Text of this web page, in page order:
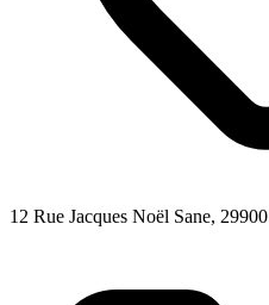
12 Rue Jacques Noël Sane, 29900